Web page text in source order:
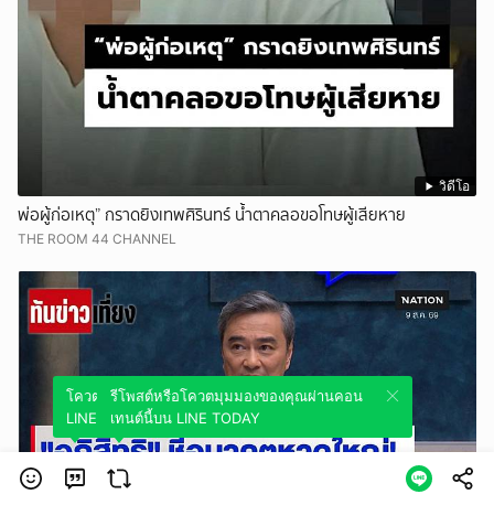
วิดีโอ
พ่อผู้ก่อเหตุ” กราดยิงเทพศิรินทร์ น้ำตาคลอขอโทษผู้เสียหาย
THE ROOM 44 CHANNEL
โควตมุมมองของคุณผ่านคอนเทนต์นี้บน
LINE TODAY
รีโพสต์หรือโควตมุมมองของคุณผ่านคอน
เทนต์นี้บน LINE TODAY